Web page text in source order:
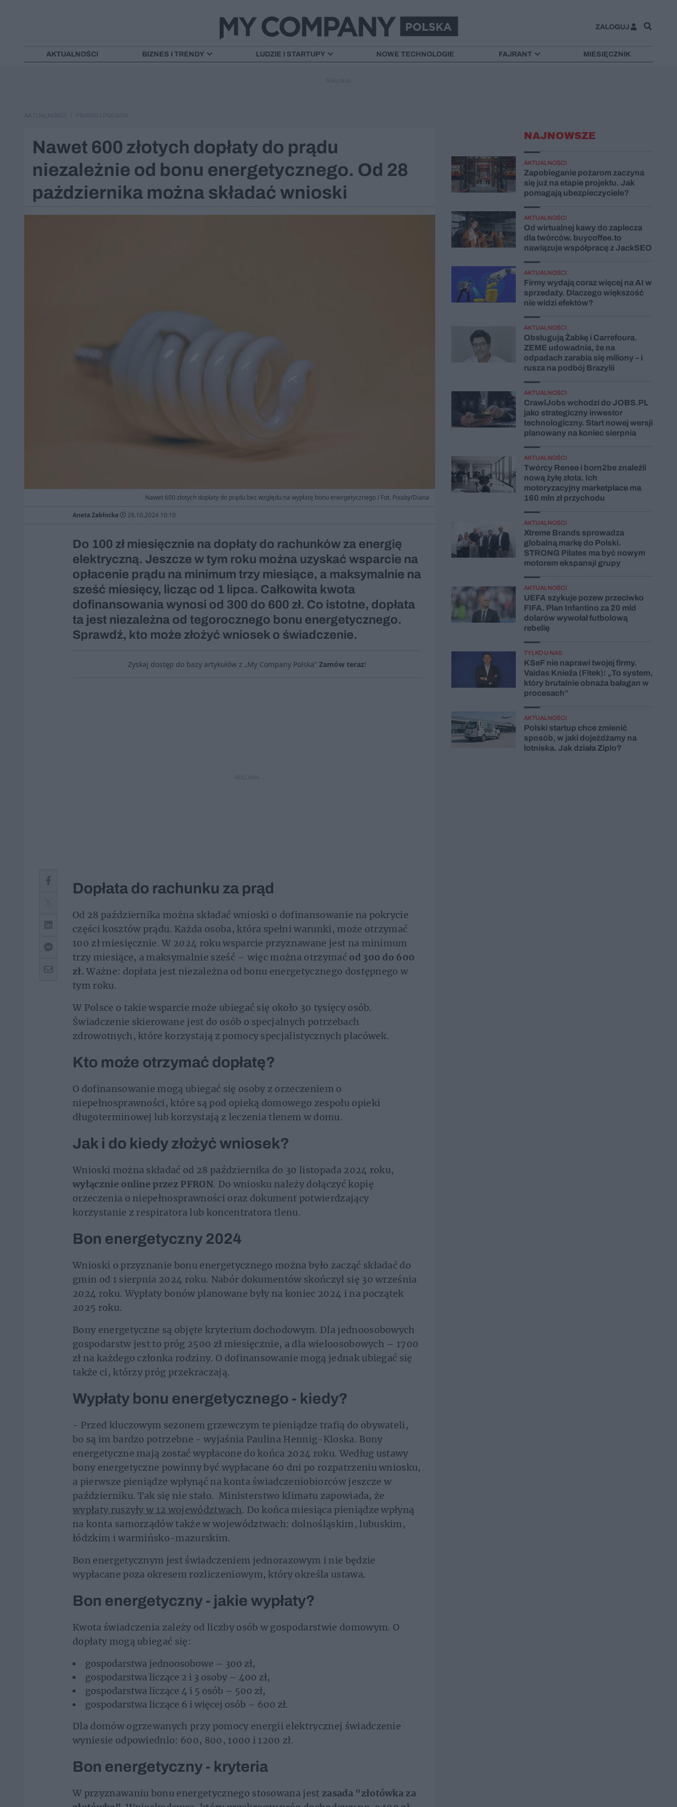
ZALOGUJ
AKTUALNOŚCI BIZNES I TRENDY LUDZIE I STARTUPY NOWE TECHNOLOGIE FAJRANT MIESIĘCZNIK
Nawet 600 złotych dopłaty do prądu
niezależnie od bonu energetycznego. Od 28
października można składać wnioski
Nawet 600 złotych dopłaty do prądu bez względu na wypłatę bonu energetycznego / Fot. Pixaby/Diana
Aneta Zabłocka 28.10.2024 10:10
Do 100 zł miesięcznie na dopłaty do rachunków za energię
elektryczną. Jeszcze w tym roku można uzyskać wsparcie na
opłacenie prądu na minimum trzy miesiące, a maksymalnie na
sześć miesięcy, licząc od 1 lipca. Całkowita kwota
dofinansowania wynosi od 300 do 600 zł. Co istotne, dopłata
ta jest niezależna od tegorocznego bonu energetycznego.
Sprawdź, kto może złożyć wniosek o świadczenie.
Zyskaj dostęp do bazy artykułów z „My Company Polska” Zamów teraz!
REKLAMA
Dopłata do rachunku za prąd
Od 28 października można składać wnioski o dofinansowanie na pokrycie
części kosztów prądu. Każda osoba, która spełni warunki, może otrzymać
100 zł miesięcznie. W 2024 roku wsparcie przyznawane jest na minimum
trzy miesiące, a maksymalnie sześć – więc można otrzymać od 300 do 600
zł. Ważne: dopłata jest niezależna od bonu energetycznego dostępnego w
tym roku.
W Polsce o takie wsparcie może ubiegać się około 30 tysięcy osób.
Świadczenie skierowane jest do osób o specjalnych potrzebach
zdrowotnych, które korzystają z pomocy specjalistycznych placówek.
Kto może otrzymać dopłatę?
O dofinansowanie mogą ubiegać się osoby z orzeczeniem o
niepełnosprawności, które są pod opieką domowego zespołu opieki
długoterminowej lub korzystają z leczenia tlenem w domu.
Jak i do kiedy złożyć wniosek?
Wnioski można składać od 28 października do 30 listopada 2024 roku,
wyłącznie online przez PFRON. Do wniosku należy dołączyć kopię
orzeczenia o niepełnosprawności oraz dokument potwierdzający
korzystanie z respiratora lub koncentratora tlenu.
Bon energetyczny 2024
Wnioski o przyznanie bonu energetycznego można było zacząć składać do
gmin od 1 sierpnia 2024 roku. Nabór dokumentów skończył się 30 września
2024 roku. Wypłaty bonów planowane były na koniec 2024 i na początek
2025 roku.
Bony energetyczne są objęte kryterium dochodowym. Dla jednoosobowych
gospodarstw jest to próg 2500 zł miesięcznie, a dla wieloosobowych – 1700
zł na każdego członka rodziny. O dofinansowanie mogą jednak ubiegać się
także ci, którzy próg przekraczają.
Wypłaty bonu energetycznego - kiedy?
- Przed kluczowym sezonem grzewczym te pieniądze trafią do obywateli,
bo są im bardzo potrzebne - wyjaśnia Paulina Hennig-Kloska. Bony
energetyczne mają zostać wypłacone do końca 2024 roku. Według ustawy
bony energetyczne powinny być wypłacane 60 dni po rozpatrzeniu wniosku,
a pierwsze pieniądze wpłynąć na konta świadczeniobiorców jeszcze w
październiku. Tak się nie stało. Ministerstwo klimatu zapowiada, że
wypłaty ruszyły w 12 województwach. Do końca miesiąca pieniądze wpłyną
na konta samorządów także w województwach: dolnośląskim, lubuskim,
łódzkim i warmińsko-mazurskim.
Bon energetycznym jest świadczeniem jednorazowym i nie będzie
wypłacane poza okresem rozliczeniowym, który określa ustawa.
Bon energetyczny - jakie wypłaty?
Kwota świadczenia zależy od liczby osób w gospodarstwie domowym. O
dopłaty mogą ubiegać się:
gospodarstwa jednoosobowe – 300 zł,
gospodarstwa liczące 2 i 3 osoby – 400 zł,
gospodarstwa liczące 4 i 5 osób – 500 zł,
gospodarstwa liczące 6 i więcej osób – 600 zł.
Dla domów ogrzewanych przy pomocy energii elektrycznej świadczenie
wyniesie odpowiednio: 600, 800, 1000 i 1200 zł.
Bon energetyczny - kryteria
W przyznawaniu bonu energetycznego stosowana jest zasada "złotówka za
NAJNOWSZE
AKTUALNOŚCI
Zapobieganie pożarom zaczyna
się już na etapie projektu. Jak
pomagają ubezpieczyciele?
AKTUALNOŚCI
Od wirtualnej kawy do zaplecza
dla twórców. buycoffee.to
nawiązuje współpracę z JackSEO
AKTUALNOŚCI
Firmy wydają coraz więcej na AI w
sprzedaży. Dlaczego większość
nie widzi efektów?
AKTUALNOŚCI
Obsługują Żabkę i Carrefoura.
ZEME udowadnia, że na
odpadach zarabia się miliony – i
rusza na podbój Brazylii
AKTUALNOŚCI
CrawlJobs wchodzi do JOBS.PL
jako strategiczny inwestor
technologiczny. Start nowej wersji
planowany na koniec sierpnia
AKTUALNOŚCI
Twórcy Renee i born2be znaleźli
nową żyłę złota. Ich
motoryzacyjny marketplace ma
160 mln zł przychodu
AKTUALNOŚCI
Xtreme Brands sprowadza
globalną markę do Polski.
STRONG Pilates ma być nowym
motorem ekspansji grupy
AKTUALNOŚCI
UEFA szykuje pozew przeciwko
FIFA. Plan Infantino za 20 mld
dolarów wywołał futbolową
rebelię
TYLKO U NAS
KSeF nie naprawi twojej firmy.
Vaidas Knieža (Fitek): „To system,
który brutalnie obnaża bałagan w
procesach”
AKTUALNOŚCI
Polski startup chce zmienić
sposób, w jaki dojeżdżamy na
lotniska. Jak działa Ziplo?